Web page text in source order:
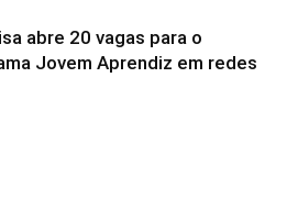
abre 20 vagas para o
Jovem Aprendiz em redes